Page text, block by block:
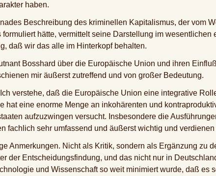
haben.
Beschreibung des kriminellen Kapitalismus, der vom
hätte, vermittelt seine Darstellung im wesentlichen
daß wir das alle im Hinterkopf behalten.
Bosshard über die Europäische Union und ihren
mir äußerst zutreffend und von großer Bedeutung.
verstehe, daß die Europäische Union eine integrative
hat eine enorme Menge an inkohärenten und
aufzuzwingen versucht. Insbesondere die
fachlich sehr umfassend und äußerst wichtig und
Anmerkungen. Nicht als Kritik, sondern als Ergänzung zu
der Entscheidungsfindung, und das nicht nur in
und Wissenschaft so weit minimiert wurde, daß es